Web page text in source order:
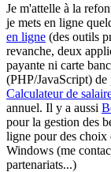
Je m'attelle à la
je mets en ligne
en ligne (des outils
revanche, deux
payante ni carte
(PHP/JavaScript) de
Calculateur de
annuel. Il y a aussi
pour la gestion des
ligne pour des
Windows (me
partenariats...)